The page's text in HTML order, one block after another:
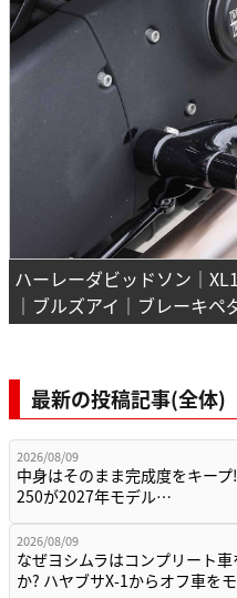
ハーレーダビッドソン｜
｜ブルズアイ｜ブレーキペ
最新の投稿記事(全体)
2026/08/09
中身はそのまま完成度をキー
250が2027年モデル…
2026/08/09
なぜヨシムラはコンプリート
か? ハヤブサX-1からオフ車を